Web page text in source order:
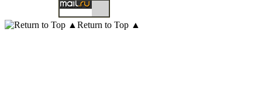
Return to Top ▲